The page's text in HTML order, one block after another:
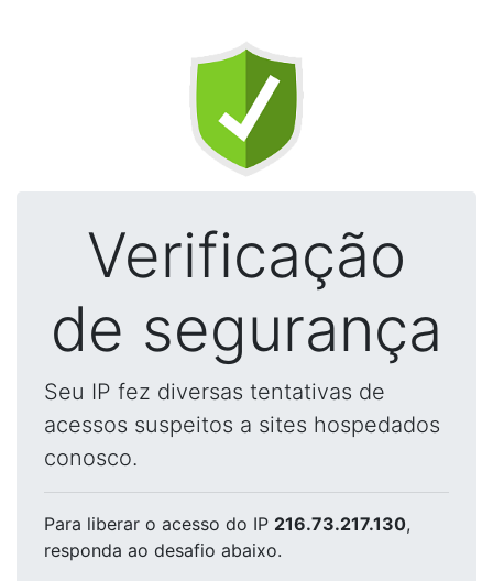
Verificação
de segurança
Seu IP fez diversas tentativas de
acessos suspeitos a sites hospedados
conosco.
Para liberar o acesso do IP 216.73.217.130,
responda ao desafio abaixo.